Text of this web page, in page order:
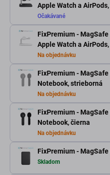
Apple Watch a
Očakávané
FixPremium -
Apple Watch a
Na objednávku
FixPremium -
Notebook, strieborná
Na objednávku
FixPremium -
Notebook, čierna
Na objednávku
FixPremium -
Skladom